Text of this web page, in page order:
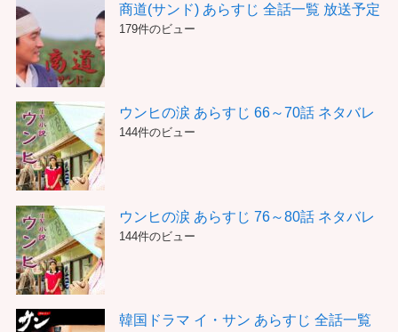
商道(サンド) あらすじ 全話一覧 放送予定
179件のビュー
ウンヒの涙 あらすじ 66～70話 ネタバレ
144件のビュー
ウンヒの涙 あらすじ 76～80話 ネタバレ
144件のビュー
韓国ドラマ イ・サン あらすじ 全話一覧